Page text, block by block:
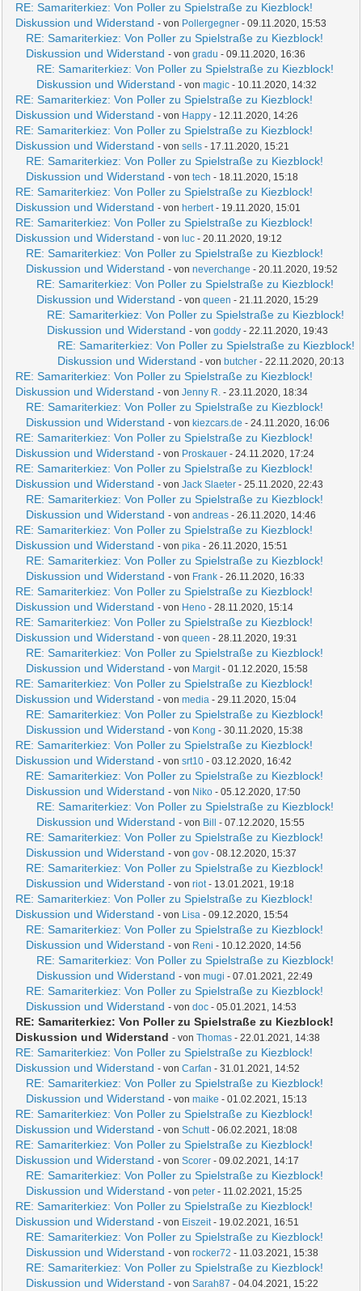
RE: Samariterkiez: Von Poller zu Spielstraße zu Kiezblock!
Diskussion und Widerstand - von Pollergegner - 09.11.2020, 15:53
RE: Samariterkiez: Von Poller zu Spielstraße zu Kiezblock!
Diskussion und Widerstand - vongradu - 09.11.2020, 16:36
RE: Samariterkiez: Von Poller zu Spielstraße zu Kiezblock!
Diskussion und Widerstand - vonmagic - 10.11.2020, 14:32
RE: Samariterkiez: Von Poller zu Spielstraße zu Kiezblock!
Diskussion und Widerstand - von Happy - 12.11.2020, 14:26
RE: Samariterkiez: Von Poller zu Spielstraße zu Kiezblock!
Diskussion und Widerstand - vonsells - 17.11.2020, 15:21
RE: Samariterkiez: Von Poller zu Spielstraße zu Kiezblock!
Diskussion und Widerstand - vontech - 18.11.2020, 15:18
RE: Samariterkiez: Von Poller zu Spielstraße zu Kiezblock!
Diskussion und Widerstand - von herbert- 19.11.2020, 15:01
RE: Samariterkiez: Von Poller zu Spielstraße zu Kiezblock!
Diskussion und Widerstand - von luc - 20.11.2020, 19:12
RE: Samariterkiez: Von Poller zu Spielstraße zu Kiezblock!
Diskussion und Widerstand - vonneverchange - 20.11.2020, 19:52
RE: Samariterkiez: Von Poller zu Spielstraße zu Kiezblock!
Diskussion und Widerstand - vonqueen - 21.11.2020, 15:29
RE: Samariterkiez: Von Poller zu Spielstraße zu Kiezblock!
Diskussion und Widerstand - vongoddy - 22.11.2020, 19:43
RE: Samariterkiez: Von Poller zu Spielstraße zu Kiezblock!
Diskussion und Widerstand - von butcher - 22.11.2020, 20:13
RE: Samariterkiez: Von Poller zu Spielstraße zu Kiezblock!
Diskussion und Widerstand - vonJenny R. - 23.11.2020, 18:34
RE: Samariterkiez: Von Poller zu Spielstraße zu Kiezblock!
Diskussion und Widerstand - von kiezcars.de - 24.11.2020, 16:06
RE: Samariterkiez: Von Poller zu Spielstraße zu Kiezblock!
Diskussion und Widerstand - von Proskauer - 24.11.2020, 17:24
RE: Samariterkiez: Von Poller zu Spielstraße zu Kiezblock!
Diskussion und Widerstand - vonJack Slaeter - 25.11.2020, 22:43
RE: Samariterkiez: Von Poller zu Spielstraße zu Kiezblock!
Diskussion und Widerstand - vonandreas - 26.11.2020, 14:46
RE: Samariterkiez: Von Poller zu Spielstraße zu Kiezblock!
Diskussion und Widerstand - vonpika - 26.11.2020, 15:51
RE: Samariterkiez: Von Poller zu Spielstraße zu Kiezblock!
Diskussion und Widerstand - von Frank - 26.11.2020, 16:33
RE: Samariterkiez: Von Poller zu Spielstraße zu Kiezblock!
Diskussion und Widerstand - von Heno - 28.11.2020, 15:14
RE: Samariterkiez: Von Poller zu Spielstraße zu Kiezblock!
Diskussion und Widerstand - vonqueen - 28.11.2020, 19:31
RE: Samariterkiez: Von Poller zu Spielstraße zu Kiezblock!
Diskussion und Widerstand - von Margit- 01.12.2020, 15:58
RE: Samariterkiez: Von Poller zu Spielstraße zu Kiezblock!
Diskussion und Widerstand - vonmedia - 29.11.2020, 15:04
RE: Samariterkiez: Von Poller zu Spielstraße zu Kiezblock!
Diskussion und Widerstand - von Kong - 30.11.2020, 15:38
RE: Samariterkiez: Von Poller zu Spielstraße zu Kiezblock!
Diskussion und Widerstand - vonsrt10 - 03.12.2020, 16:42
RE: Samariterkiez: Von Poller zu Spielstraße zu Kiezblock!
Diskussion und Widerstand - von Niko - 05.12.2020, 17:50
RE: Samariterkiez: Von Poller zu Spielstraße zu Kiezblock!
Diskussion und Widerstand - von Bill - 07.12.2020, 15:55
RE: Samariterkiez: Von Poller zu Spielstraße zu Kiezblock!
Diskussion und Widerstand - vongov - 08.12.2020, 15:37
RE: Samariterkiez: Von Poller zu Spielstraße zu Kiezblock!
Diskussion und Widerstand - vonriot- 13.01.2021, 19:18
RE: Samariterkiez: Von Poller zu Spielstraße zu Kiezblock!
Diskussion und Widerstand - von Lisa - 09.12.2020, 15:54
RE: Samariterkiez: Von Poller zu Spielstraße zu Kiezblock!
Diskussion und Widerstand - von Reni - 10.12.2020, 14:56
RE: Samariterkiez: Von Poller zu Spielstraße zu Kiezblock!
Diskussion und Widerstand - vonmugi - 07.01.2021, 22:49
RE: Samariterkiez: Von Poller zu Spielstraße zu Kiezblock!
Diskussion und Widerstand - vondoc - 05.01.2021, 14:53
RE: Samariterkiez: Von Poller zu Spielstraße zu Kiezblock!
Diskussion und Widerstand - vonThomas - 22.01.2021, 14:38
RE: Samariterkiez: Von Poller zu Spielstraße zu Kiezblock!
Diskussion und Widerstand - vonCarfan - 31.01.2021, 14:52
RE: Samariterkiez: Von Poller zu Spielstraße zu Kiezblock!
Diskussion und Widerstand - vonmaike - 01.02.2021, 15:13
RE: Samariterkiez: Von Poller zu Spielstraße zu Kiezblock!
Diskussion und Widerstand - vonSchutt- 06.02.2021, 18:08
RE: Samariterkiez: Von Poller zu Spielstraße zu Kiezblock!
Diskussion und Widerstand - vonScorer - 09.02.2021, 14:17
RE: Samariterkiez: Von Poller zu Spielstraße zu Kiezblock!
Diskussion und Widerstand - vonpeter - 11.02.2021, 15:25
RE: Samariterkiez: Von Poller zu Spielstraße zu Kiezblock!
Diskussion und Widerstand - von Eiszeit- 19.02.2021, 16:51
RE: Samariterkiez: Von Poller zu Spielstraße zu Kiezblock!
Diskussion und Widerstand - vonrocker72 - 11.03.2021, 15:38
RE: Samariterkiez: Von Poller zu Spielstraße zu Kiezblock!
Diskussion und Widerstand - vonSarah87 - 04.04.2021, 15:22